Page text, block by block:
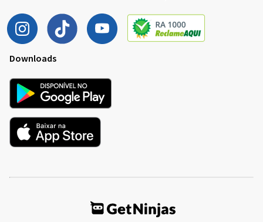
Downloads